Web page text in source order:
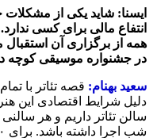
ایسنا: شاید یکی از
انتفاع مالی برای کسی
همه از برگزاری آن استقبال
در جشنواره موسیقی کوچه
سعید بهنام: قصه تئاتر با